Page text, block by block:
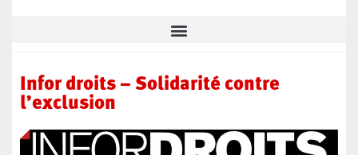
Infor droits – Solidarité contre
l’exclusion